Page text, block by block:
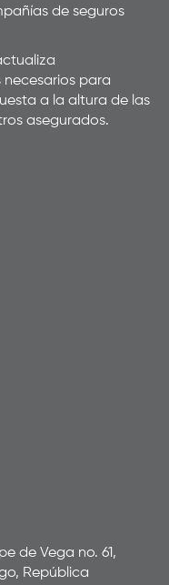
de seguros
para
a la altura de las
asegurados.
de Vega no. 61,
República